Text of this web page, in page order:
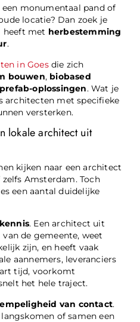
monumentaal pand of
locatie? Dan zoek je
heeft met herbestemming
.
in Goesdie zich
bouwen, biobased
oplossingen. Wat je
architecten met specifieke
versterken.
lokale architect uit
kijken naar een architect
Amsterdam. Toch
een aantal duidelijke
. Een architect uit
de gemeente, weet
zijn, en heeft vaak
aannemers, leveranciers
tijd, voorkomt
het hele traject.
van contact.
of samen een